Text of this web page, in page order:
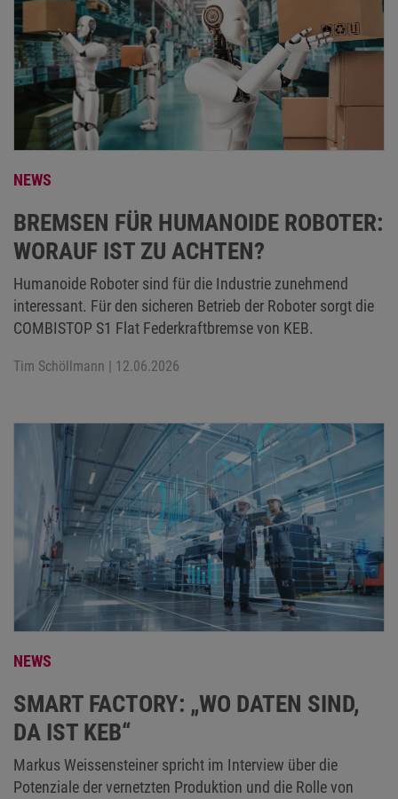
NEWS
BREMSEN FÜR HUMANOIDE ROBOTER:
WORAUF IST ZU ACHTEN?
Humanoide Roboter sind für die Industrie zunehmend
interessant. Für den sicheren Betrieb der Roboter sorgt die
COMBISTOP S1 Flat Federkraftbremse von KEB.
Tim Schöllmann | 12.06.2026
NEWS
SMART FACTORY: „WO DATEN SIND,
DA IST KEB“
Markus Weissensteiner spricht im Interview über die
Potenziale der vernetzten Produktion und die Rolle von